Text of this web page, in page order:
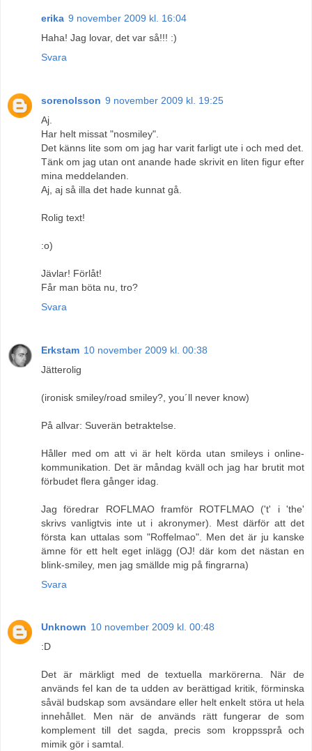
erika 9 november 2009 kl. 16:04
Haha! Jag lovar, det var så!!! :)
Svara
sorenolsson 9 november 2009 kl. 19:25
Aj.
Har helt missat "nosmiley".
Det känns lite som om jag har varit farligt ute i och med det.
Tänk om jag utan ont anande hade skrivit en liten figur efter
mina meddelanden.
Aj, aj så illa det hade kunnat gå.
Rolig text!
:o)
Jävlar! Förlåt!
Får man böta nu, tro?
Svara
Erkstam 10 november 2009 kl. 00:38
Jätterolig
(ironisk smiley/road smiley?, you´ll never know)
På allvar: Suverän betraktelse.
Håller med om att vi är helt körda utan smileys i online-
kommunikation. Det är måndag kväll och jag har brutit mot
förbudet flera gånger idag.
Jag föredrar ROFLMAO framför ROTFLMAO ('t' i 'the'
skrivs vanligtvis inte ut i akronymer). Mest därför att det
första kan uttalas som "Roffelmao". Men det är ju kanske
ämne för ett helt eget inlägg (OJ! där kom det nästan en
blink-smiley, men jag smällde mig på fingrarna)
Svara
Unknown 10 november 2009 kl. 00:48
:D
Det är märkligt med de textuella markörerna. När de
används fel kan de ta udden av berättigad kritik, förminska
såväl budskap som avsändare eller helt enkelt störa ut hela
innehållet. Men när de används rätt fungerar de som
komplement till det sagda, precis som kroppssprå och
mimik gör i samtal.